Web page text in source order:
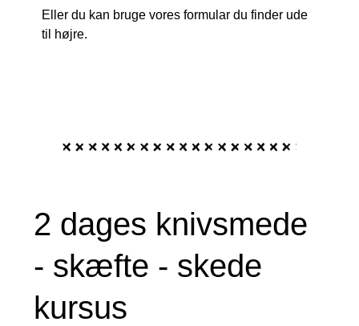
Eller du kan bruge vores formular du finder ude
til højre.
2 dages knivsmede
- skæfte - skede
kursus